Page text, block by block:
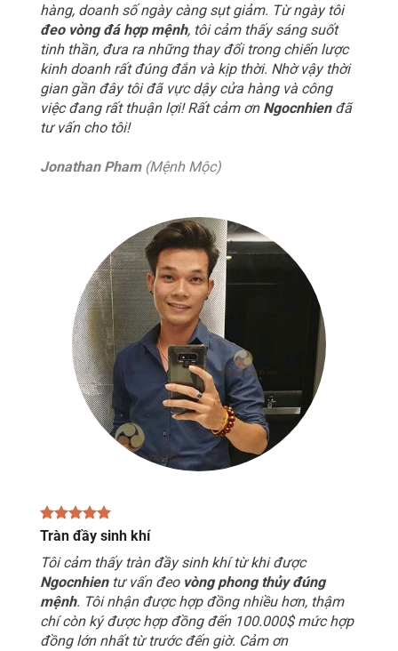
hàng, doanh số ngày càng sụt giảm. Từ ngày tôi
đeo vòng đá hợp mệnh, tôi cảm thấy sáng suốt
tinh thần, đưa ra những thay đổi trong chiến lược
kinh doanh rất đúng đắn và kịp thời. Nhờ vậy thời
gian gần đây tôi đã vực dậy cửa hàng và công
việc đang rất thuận lợi! Rất cảm ơn Ngocnhienđã
tư vấn cho tôi!
Jonathan Pham(Mệnh Mộc)
Tràn đầy sinh khí
Tôi cảm thấy tràn đầy sinh khí từ khi được
Ngocnhientư vấn đeo vòng phong thủy đúng
mệnh. Tôi nhận được hợp đồng nhiều hơn, thậm
chí còn ký được hợp đồng đến 100.000$ mức hợp
đồng lớn nhất từ trước đến giờ. Cảm ơn